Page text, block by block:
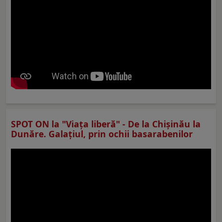
SPOT ON la "Viaţa liberă" - De la Chișinău la
Dunăre. Galațiul, prin ochii basarabenilor